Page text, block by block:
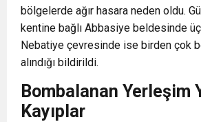
bölgelerde ağır hasara neden oldu.
kentine bağlı Abbasiye beldesinde
Nebatiye çevresinde ise birden çok
alındığı bildirildi.
Bombalanan Yerleşim
Kayıplar